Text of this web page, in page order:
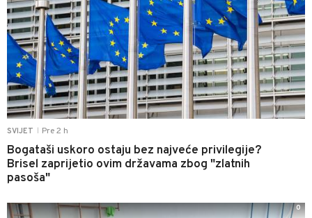
SVIJET Pre 2 h
Bogataši uskoro ostaju bez najveće privilegije?
Brisel zaprijetio ovim državama zbog "zlatnih
pasoša"
0